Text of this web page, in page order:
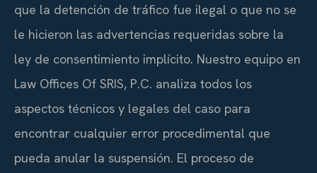
que la detención de tráfico fue ilegal o que no se
le hicieron las advertencias requeridas sobre la
ley de consentimiento implícito. Nuestro equipo en
Law Offices Of SRIS, P.C. analiza todos los
aspectos técnicos y legales del caso para
encontrar cualquier error procedimental que
pueda anular la suspensión. El proceso de